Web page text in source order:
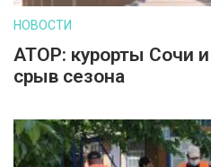
НОВОСТИ
АТОР: курорты Сочи
срыв сезона